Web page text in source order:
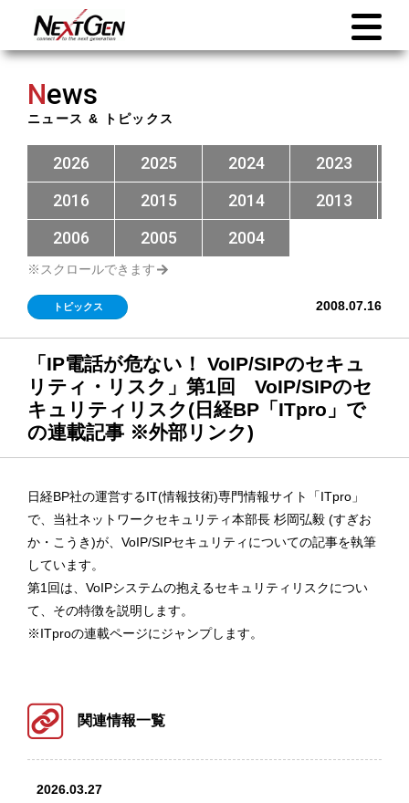
News
ニュース & トピックス
2026 2025 2024 2023
2016
2015 2014 2013
2006
2005 2004
トピックス 2008.07.16
「IP電話が危ない！ VoIP/SIPのセキュ
リティ・リスク」第1回 VoIP/SIPのセ
キュリティリスク(日経BP「ITpro」で
の連載記事 ※外部リンク)
日経BP社の運営するIT(情報技術)専門情報サイト「ITpro」
で、当社ネットワークセキュリティ本部長 杉岡弘毅 (すぎお
か・こうき)が、VoIP/SIPセキュリティについての記事を執筆
しています。
第1回は、VoIPシステムの抱えるセキュリティリスクについ
て、その特徴を説明します。
※ITproの連載ページにジャンプします。
関連情報一覧
2026.03.27